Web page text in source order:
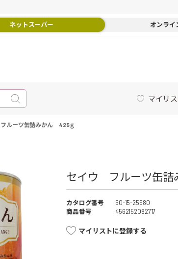
ネットスーパー オンライ
マイリス
ルーツ缶詰みかん 425ｇ
セイウ フルーツ缶詰
カタログ番号
50-15-25980
商品番号
4562152082717
マイリストに登録する